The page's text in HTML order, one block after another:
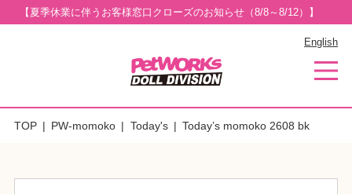
【夏季休業に伴うお客様窓口クローズのお知らせ（8/8～8/12）】
English
TOP PW-momoko Today's Today’s momoko 2608 bk